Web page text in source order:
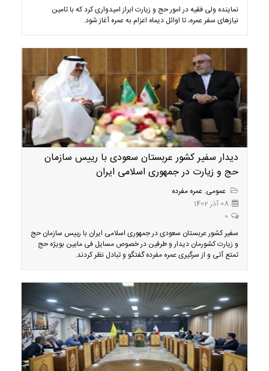
نماینده ولی فقیه در امور حج و زیارت ابراز امیدواری کرد که با تامین
نیازهای سفر عمره، تا اوائل دیماه اعزام به عمره آغاز شود.
دیدار سفیر کشور عربستان سعودی با رییس سازمان
حج و زیارت در جمهوری اسلامی ایران
عمومی,عمره مفرده
08 آذر 1402
0
سفیر کشور عربستان سعودی در جمهوری اسلامی ایران با رییس سازمان حج
و زیارت کشورمان دیدار و طرفین در خصوص مسایل فی مابین بویژه حج
تمتع آتی و از سرگیری عمره مفرده گفتگو و تبادل نظر کردند.